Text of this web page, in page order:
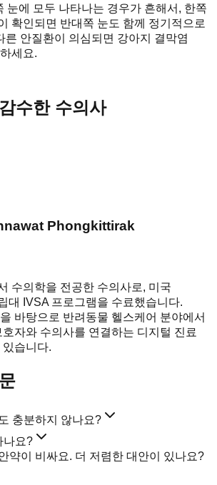
눈에 모두 나타나는 경우가 흔해서, 한쪽
확인되면 반대쪽 눈도 함께 정기적으로
른 안질환이 의심되면 강아지 결막염
세요.
수한 수의사
Phongkittirak
수의학을 전공한 수의사로, 미국
대 IVSA 프로그램을 수료했습니다.
바탕으로 반려동물 헬스케어 분야에서
자와 수의사를 연결하는 디지털 진료
습니다.
충분하지 않나요?
나요?
약이 비싸요. 더 저렴한 대안이 있나요?